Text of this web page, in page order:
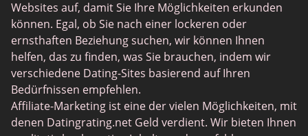
Trans Dating
Senior Dating Sites
MyLOL
Gay Dating
Lesbian Dating
Websites auf, damit Sie Ihre Möglichkeiten erkunden
können. Egal, ob Sie nach einer lockeren oder
ernsthaften Beziehung suchen, wir können Ihnen
helfen, das zu finden, was Sie brauchen, indem wir
verschiedene Dating-Sites basierend auf Ihren
Bedürfnissen empfehlen.
Affiliate-Marketing ist eine der vielen Möglichkeiten, mit
denen Datingrating.net Geld verdient. Wir bieten Ihnen